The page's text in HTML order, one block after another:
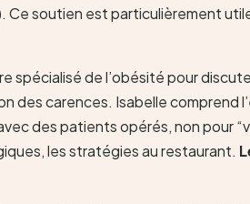
soutien est particulièrement
spécialisé de l’obésité pour
des carences. Isabelle comprend
des patients opérés, non pour
les stratégies au restaurant.